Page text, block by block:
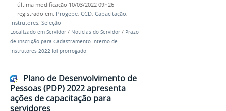
— última modificação 10/03/2022 09h26
— registrado em: Progepe, CCD, Capacitação,
Instrutores, Seleção
Localizado em Servidor / Notícias do Servidor / Prazo
de inscrição para Cadastramento Interno de
Instrutores 2022 foi prorrogado
Plano de Desenvolvimento de
Pessoas (PDP) 2022 apresenta
ações de capacitação para
servidores